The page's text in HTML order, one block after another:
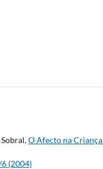
O Afecto na
(2004)